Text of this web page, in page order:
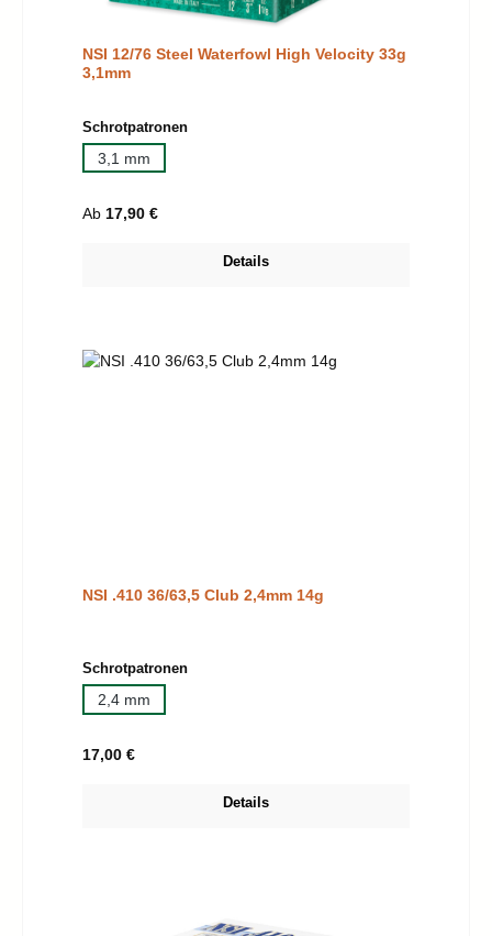
NSI 12/76 Steel Waterfowl High Velocity 33g
3,1mm
Schrotpatronenauswählen
3,1 mm
Regulärer Preis:
Ab 17,90 €
Details
NSI .410 36/63,5 Club 2,4mm 14g
Schrotpatronenauswählen
2,4 mm
Regulärer Preis:
17,00 €
Details